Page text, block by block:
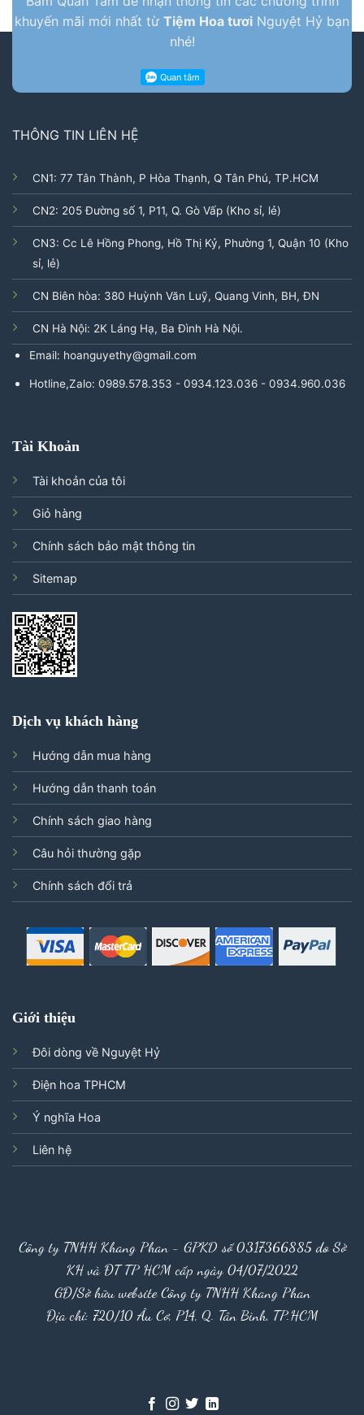
khuyến mãi mới nhất từ Tiệm Hoa tươi Nguyệt Hỷ bạn
nhé!
THÔNG TIN LIÊN HỆ
CN1: 77 Tân Thành, P Hòa Thạnh, Q Tân Phú, TP.HCM
CN2: 205 Đường số 1, P11, Q. Gò Vấp (Kho sỉ, lẻ)
CN3: Cc Lê Hồng Phong, Hồ Thị Kỷ, Phường 1, Quận 10 (Kho
sỉ, lẻ)
CN Biên hòa: 380 Huỳnh Văn Luỹ, Quang Vinh, BH, ĐN
CN Hà Nội: 2K Láng Hạ, Ba Đình Hà Nội.
Email: hoanguyethy@gmail.com
Hotline,Zalo: 0989.578.353 - 0934.123.036 - 0934.960.036
Tài Khoản
Tài khoản của tôi
Giỏ hàng
Chính sách bảo mật thông tin
Sitemap
Dịch vụ khách hàng
Hướng dẫn mua hàng
Hướng dẫn thanh toán
Chính sách giao hàng
Câu hỏi thường gặp
Chính sách đổi trả
Giới thiệu
Đôi dòng về Nguyệt Hỷ
Điện hoa TPHCM
Ý nghĩa Hoa
Liên hệ
Công ty TNHH Khang Phan - GPKD số 0317366885 do Sở
KH và ĐT TP HCM cấp ngày 04/07/2022
GĐ/Sở hữu website Công ty TNHH Khang Phan
Địa chỉ: 720/10 Âu Cơ, P14, Q. Tân Bình, TP.HCM